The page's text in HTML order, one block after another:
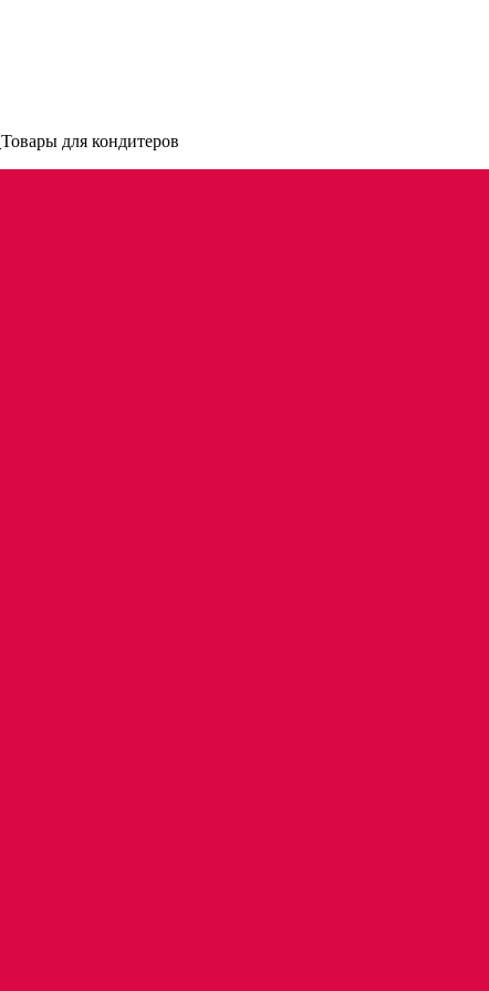
Товары для кондитеров